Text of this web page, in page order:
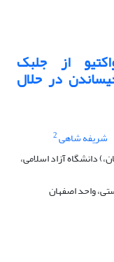
از جلبک
در حلال
شریفه شاهی2
دانشگاه آزاد اسلامی،
واحد اصفهان